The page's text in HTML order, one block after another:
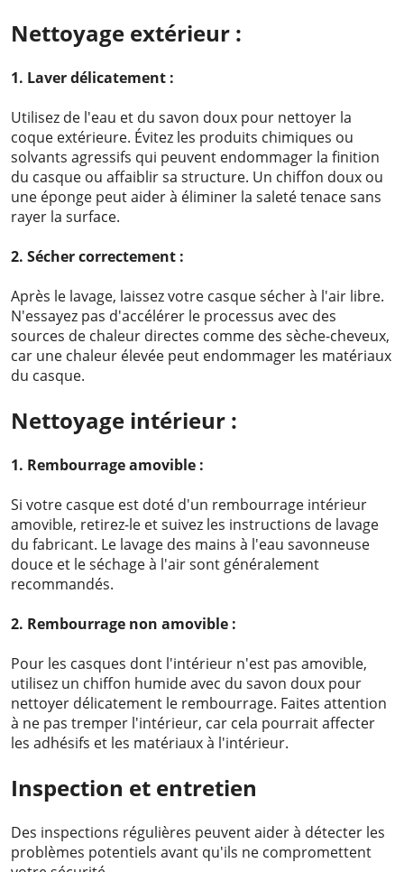
Nettoyage extérieur :
1. Laver délicatement :
Utilisez de l'eau et du savon doux pour nettoyer la
coque extérieure. Évitez les produits chimiques ou
solvants agressifs qui peuvent endommager la finition
du casque ou affaiblir sa structure. Un chiffon doux ou
une éponge peut aider à éliminer la saleté tenace sans
rayer la surface.
2. Sécher correctement :
Après le lavage, laissez votre casque sécher à l'air libre.
N'essayez pas d'accélérer le processus avec des
sources de chaleur directes comme des sèche-cheveux,
car une chaleur élevée peut endommager les matériaux
du casque.
Nettoyage intérieur :
1. Rembourrage amovible :
Si votre casque est doté d'un rembourrage intérieur
amovible, retirez-le et suivez les instructions de lavage
du fabricant. Le lavage des mains à l'eau savonneuse
douce et le séchage à l'air sont généralement
recommandés.
2. Rembourrage non amovible :
Pour les casques dont l'intérieur n'est pas amovible,
utilisez un chiffon humide avec du savon doux pour
nettoyer délicatement le rembourrage. Faites attention
à ne pas tremper l'intérieur, car cela pourrait affecter
les adhésifs et les matériaux à l'intérieur.
Inspection et entretien
Des inspections régulières peuvent aider à détecter les
problèmes potentiels avant qu'ils ne compromettent